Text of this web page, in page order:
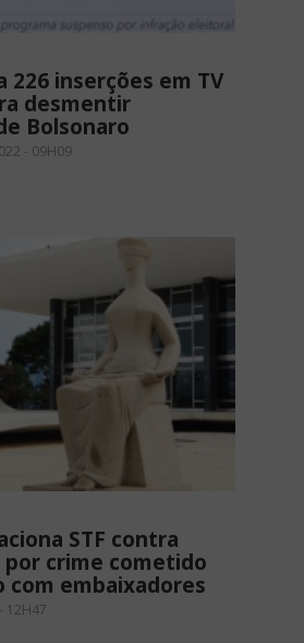
226 inserções em TV
desmentir
Bolsonaro
- 09H09
STF contra
por crime cometido
com embaixadores
12H47